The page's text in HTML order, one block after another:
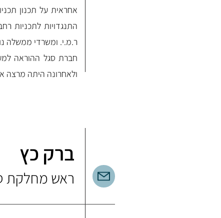
אחראית על תכנון
התנגדויות לתכניות
ר.מ.י. ומשרדי ממשלה
ולאחרונה היתה מרצה
ברק כץ
ראש מחלקת